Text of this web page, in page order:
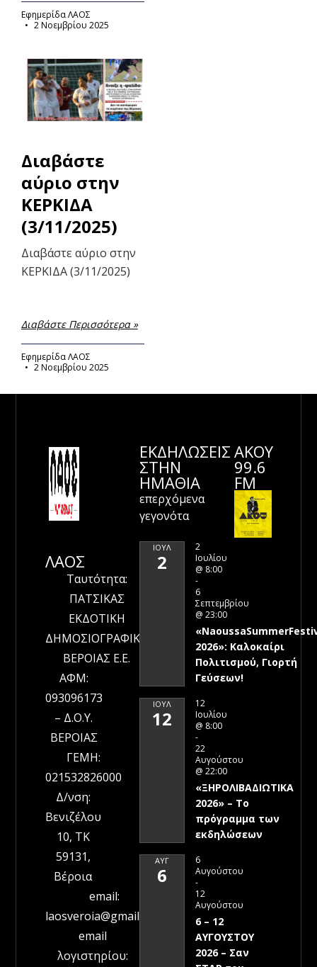
Εφημερίδα ΛΑΟΣ
2 Νοεμβρίου 2025
Διαβάστε
αύριο στην
ΚΕΡΚΙΔΑ
(3/11/2025)
Διαβάστε αύριο στην
ΚΕΡΚΙΔΑ (3/11/2025)
Διαβάστε Περισσότερα »
Εφημερίδα ΛΑΟΣ
2 Νοεμβρίου 2025
ΛΑΟΣ
Ταυτότητα:
ΠΑΤΣΙΚΑΣ
ΕΚΔΟΤΙΚΗ
ΔΗΜΟΣΙΟΓΡΑΦΙΚΗ
ΒΕΡΟΙΑΣ Ε.Ε.
ΑΦΜ:
093096173
– Δ.Ο.Υ.
ΒΕΡΟΙΑΣ
ΓΕΜΗ:
021532826000
Δ/νση:
Βενιζέλου
10, ΤΚ
59131,
Βέροια
email:
laosveroia@gmail.com
email
λογιστηρίου:
ΕΚΔΗΛΩΣΕΙΣ
ΣΤΗΝ
ΗΜΑΘΊΑ
επερχόμενα
γεγονότα
ΙΟΎΛ
2
2
Ιουλίου
@ 8:00
-
6
Σεπτεμβρίου
@ 23:00
2026»: Καλοκαίρι
Πολιτισμού, Γιορτή
Γεύσεων!
ΙΟΎΛ
12
12
Ιουλίου
@ 8:00
-
22
Αυγούστου
@ 22:00
«ΞΗΡΟΛΙΒΑΔΙΩΤΙΚΑ
2026» – To
πρόγραμμα των
εκδηλώσεων
ΑΥΓ
6
6
Αυγούστου
-
12
Αυγούστου
6 – 12
ΑΥΓΟΥΣΤΟΥ
2026 – Σαν
ΑΚΟΥ
99.6
FM